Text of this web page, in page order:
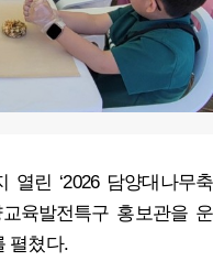
열린 ‘2026 담양대나무축
육발전특구 홍보관을 운
펼쳤다.